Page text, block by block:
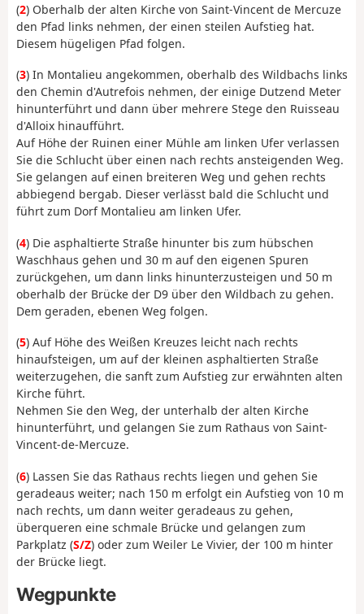
(2) Oberhalb der alten Kirche von Saint-Vincent de Mercuze
den Pfad links nehmen, der einen steilen Aufstieg hat.
Diesem hügeligen Pfad folgen.
(3) In Montalieu angekommen, oberhalb des Wildbachs links
den Chemin d'Autrefois nehmen, der einige Dutzend Meter
hinunterführt und dann über mehrere Stege den Ruisseau
d'Alloix hinaufführt.
Auf Höhe der Ruinen einer Mühle am linken Ufer verlassen
Sie die Schlucht über einen nach rechts ansteigenden Weg.
Sie gelangen auf einen breiteren Weg und gehen rechts
abbiegend bergab. Dieser verlässt bald die Schlucht und
führt zum Dorf Montalieu am linken Ufer.
(4) Die asphaltierte Straße hinunter bis zum hübschen
Waschhaus gehen und 30 m auf den eigenen Spuren
zurückgehen, um dann links hinunterzusteigen und 50 m
oberhalb der Brücke der D9 über den Wildbach zu gehen.
Dem geraden, ebenen Weg folgen.
(5) Auf Höhe des Weißen Kreuzes leicht nach rechts
hinaufsteigen, um auf der kleinen asphaltierten Straße
weiterzugehen, die sanft zum Aufstieg zur erwähnten alten
Kirche führt.
Nehmen Sie den Weg, der unterhalb der alten Kirche
hinunterführt, und gelangen Sie zum Rathaus von Saint-
Vincent-de-Mercuze.
(6) Lassen Sie das Rathaus rechts liegen und gehen Sie
geradeaus weiter; nach 150 m erfolgt ein Aufstieg von 10 m
nach rechts, um dann weiter geradeaus zu gehen,
überqueren eine schmale Brücke und gelangen zum
Parkplatz (S/Z) oder zum Weiler Le Vivier, der 100 m hinter
der Brücke liegt.
Wegpunkte